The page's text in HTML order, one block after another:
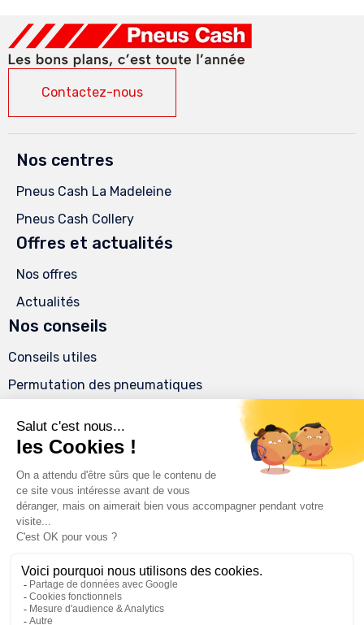
Contactez-nous
Nos centres
Pneus Cash La Madeleine
Pneus Cash Collery
Offres et actualités
Nos offres
Actualités
Nos conseils
Conseils utiles
Permutation des pneumatiques
Réparation, ce qu’il ne faut pas faire, ce qui est
Pneus Cash Guyane
Collery / La Madeleine
Tel. 0594106070
Mail. info@pneuscash.com
© 2025Pneus Cash ∙